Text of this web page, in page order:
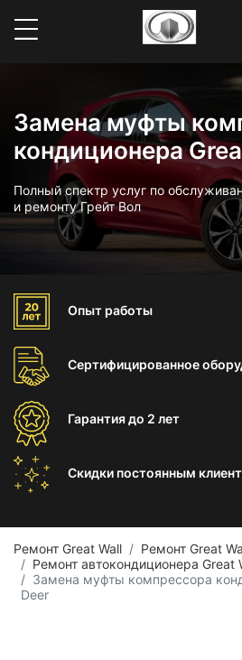
Замена муфты
кондиционера
Полный спектр услуг по
и ремонту Грейт Вол
Опыт работы
Сертифицированное
Гарантиядо 2 лет
Скидки постоянным
Ремонт Great Wall
Ремонт Great
Ремонт автокондиционера Great
Замена муфты компрессора
Deer